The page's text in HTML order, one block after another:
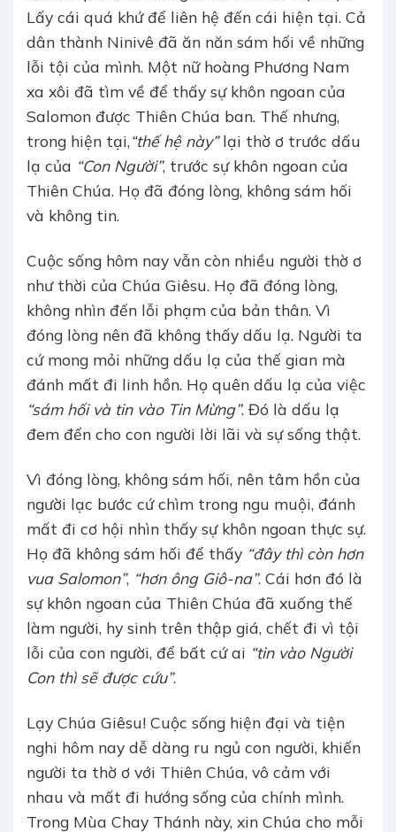
Lấy cái quá khứ để liên hệ đến cái hiện tại. Cả
dân thành Ninivê đã ăn năn sám hối về những
lỗi tội của mình. Một nữ hoàng Phương Nam
xa xôi đã tìm về để thấy sự khôn ngoan của
Salomon được Thiên Chúa ban. Thế nhưng,
trong hiện tại,“thế hệ này”lại thờ ơ trước dấu
lạ của “Con Người”, trước sự khôn ngoan của
Thiên Chúa. Họ đã đóng lòng, không sám hối
và không tin.
Cuộc sống hôm nay vẫn còn nhiều người thờ ơ
như thời của Chúa Giêsu. Họ đã đóng lòng,
không nhìn đến lỗi phạm của bản thân. Vì
đóng lòng nên đã không thấy dấu lạ. Người ta
cứ mong mỏi những dấu lạ của thế gian mà
đánh mất đi linh hồn. Họ quên dấu lạ của việc
“sám hối và tin vào Tin Mừng”. Đó là dấu lạ
đem đến cho con người lời lãi và sự sống thật.
Vì đóng lòng, không sám hối, nên tâm hồn của
người lạc bước cứ chìm trong ngu muội, đánh
mất đi cơ hội nhìn thấy sự khôn ngoan thực sự.
Họ đã không sám hối để thấy “đây thì còn hơn
vua Salomon”, “hơn ông Giô-na”. Cái hơn đó là
sự khôn ngoan của Thiên Chúa đã xuống thế
làm người, hy sinh trên thập giá, chết đi vì tội
lỗi của con người, để bất cứ ai “tin vào Người
Con thì sẽ được cứu”.
Lạy Chúa Giêsu! Cuộc sống hiện đại và tiện
nghi hôm nay dễ dàng ru ngủ con người, khiến
người ta thờ ơ với Thiên Chúa, vô cảm với
nhau và mất đi hướng sống của chính mình.
Trong Mùa Chay Thánh này, xin Chúa cho mỗi